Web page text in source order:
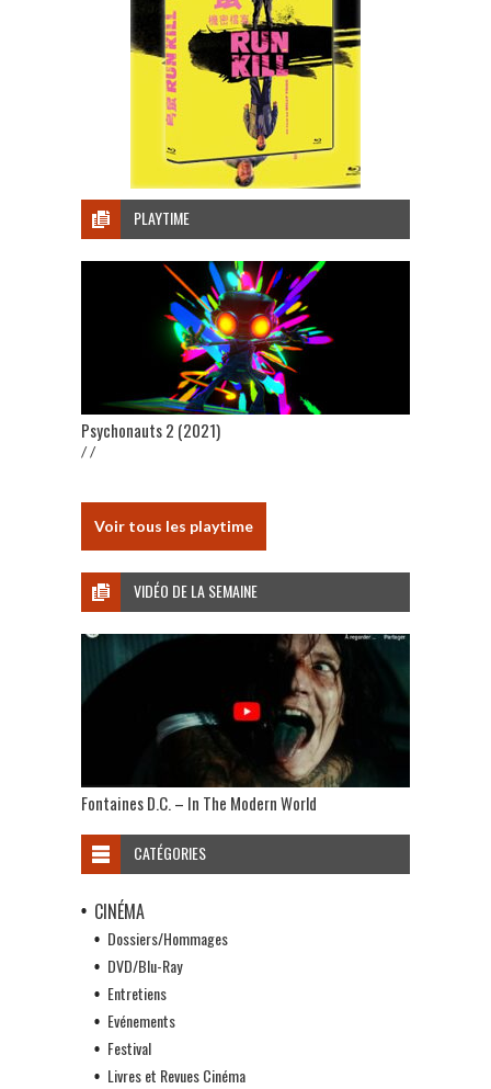
PLAYTIME
Psychonauts 2 (2021)
/ /
Voir tous les playtime
VIDÉO DE LA SEMAINE
Fontaines D.C. – In The Modern World
CATÉGORIES
CINÉMA
Dossiers/Hommages
DVD/Blu-Ray
Entretiens
Evénements
Festival
Livres et Revues Cinéma